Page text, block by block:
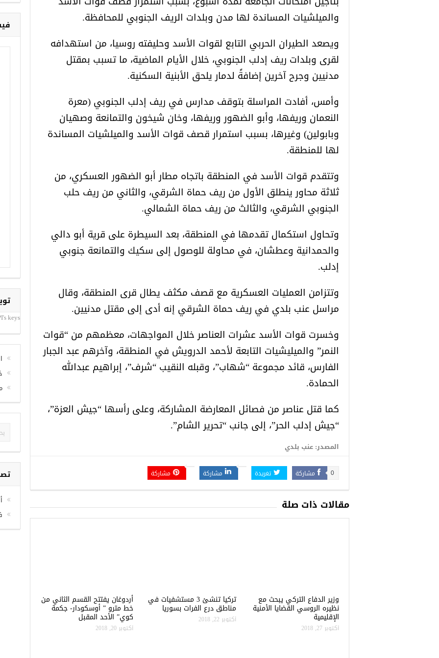
والميلشيات المساندة لها مدن وبلدات الريف الجنوبي للمحافظة.
ويصعد الطيران الحربي التابع لقوات الأسد وحليفته روسيا، من استهدافه
لقرى وبلدات ريف إدلب الجنوبي، خلال الأيام الماضية، ما تسبب بمقتل
مدنيين وجرح آخرين إضافةً لدمار يلحق الأبنية السكنية.
وأمس، أفادت المراسلة بتوقف مدارس في ريف إدلب الجنوبي (معرة
النعمان وريفها، وأبو الضهور وريفها، وخان شيخون والتمانعة وصهيان
وبابولين) وغيرها، بسبب استمرار قصف قوات الأسد والميلشيات المساندة
لها للمنطقة.
وتتقدم قوات الأسد في المنطقة باتجاه مطار أبو الضهور العسكري، من
ثلاثة محاور ينطلق الأول من ريف حماة الشرقي، والثاني من ريف حلب
الجنوبي الشرقي، والثالث من ريف حماة الشمالي.
وتحاول استكمال تقدمها في المنطقة، بعد السيطرة على قرية أبو دالي
والحمدانية وعطشان، في محاولة للوصول إلى سكيك والتمانعة جنوبي
إدلب.
وتتزامن العمليات العسكرية مع قصف مكثف يطال قرى المنطقة، وقال
مراسل عنب بلدي في ريف حماة الشرقي إنه أدى إلى مقتل مدنيين.
وخسرت قوات الأسد عشرات العناصر خلال المواجهات، معظمهم من “قوات
النمر” والميليشيات التابعة لأحمد الدرويش في المنطقة، وآخرهم عبد الجبار
الفارس، قائد مجموعة “شهاب”، وقبله النقيب “شرف”، إبراهيم عبدالله
الحمادة.
كما قتل عناصر من فصائل المعارضة المشاركة، وعلى رأسها “جيش العزة”،
“جيش إدلب الحر”، إلى جانب “تحرير الشام”.
المصدر: عنب بلدي
مشاركة 0 تغريدة مشاركة مشاركة
مقالات ذات صلة
وزير الدفاع التركي يبحث مع
نظيره الروسي القضايا الأمنية
الإقليمية
أكتوبر 27, 2018
تركيا تنشئ 3 مستشفيات في
مناطق درع الفرات بسوريا
أكتوبر 22, 2018
أردوغان يفتتح القسم الثاني من
خط مترو ” أوسكودار- جكمة
كوي” الأحد المقبل
أكتوبر 20, 2018
keys